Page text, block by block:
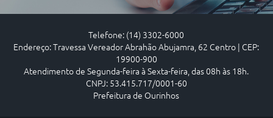
Telefone: (14) 3302-6000
Endereço: Travessa Vereador Abrahão Abujamra, 62 Centro | CEP:
19900-900
Atendimento de Segunda-feira à Sexta-feira, das 08h às 18h.
CNPJ: 53.415.717/0001-60
Prefeitura de Ourinhos